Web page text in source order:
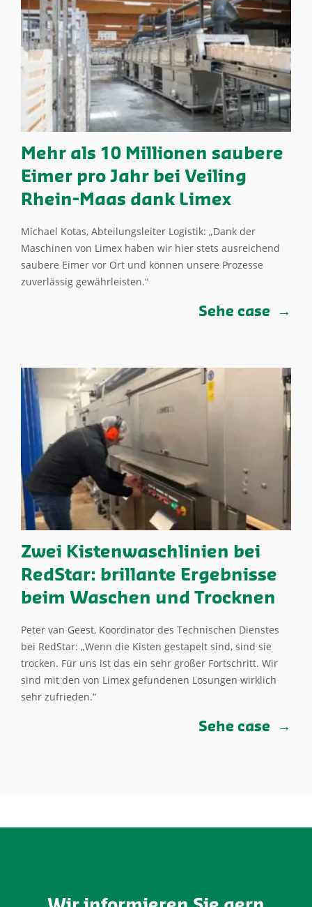
Mehr als 10 Millionen saubere
Eimer pro Jahr bei Veiling
Rhein-Maas dank Limex
Michael Kotas, Abteilungsleiter Logistik: „Dank der
Maschinen von Limex haben wir hier stets ausreichend
saubere Eimer vor Ort und können unsere Prozesse
zuverlässig gewährleisten.“
Sehe case
Zwei Kistenwaschlinien bei
RedStar: brillante Ergebnisse
beim Waschen und Trocknen
Peter van Geest, Koordinator des Technischen Dienstes
bei RedStar: „Wenn die Kisten gestapelt sind, sind sie
trocken. Für uns ist das ein sehr großer Fortschritt. Wir
sind mit den von Limex gefundenen Lösungen wirklich
sehr zufrieden.“
Sehe case